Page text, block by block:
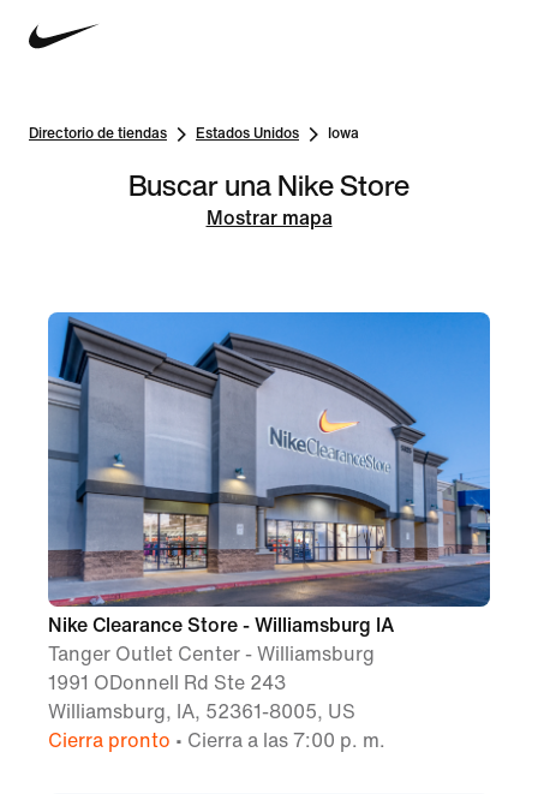
Directorio de tiendas Estados Unidos Iowa
Buscar una Nike Store
Mostrar mapa
Nike Clearance Store - Williamsburg IA
Tanger Outlet Center - Williamsburg
1991 ODonnell Rd Ste 243
Williamsburg, IA, 52361-8005, US
Cierra pronto • Cierra a las 7:00 p. m.